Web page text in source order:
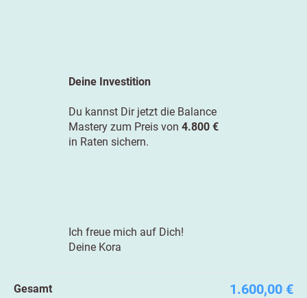
Deine Investition
Du kannst Dir jetzt die Balance
Mastery zum Preis von 4.800 €
in Raten sichern.
Ich freue mich auf Dich!
Deine Kora
Gesamt 1.600,00 €